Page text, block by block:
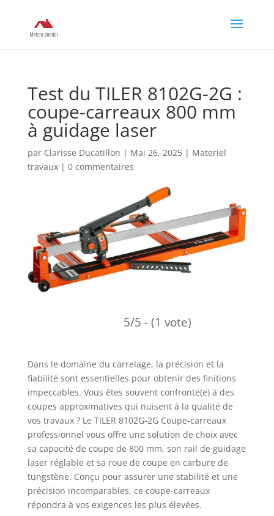
Test du TILER 8102G-2G :
coupe-carreaux 800 mm
à guidage laser
par Clarisse Ducatillon | Mai 26, 2025| Materiel
travaux| 0 commentaires
5/5 - (1 vote)
Dans le domaine du carrelage, la précision et la
fiabilité sont essentielles pour obtenir des finitions
impeccables. Vous êtes souvent confronté(e) à des
coupes approximatives qui nuisent à la qualité de
vos travaux ? Le TILER 8102G-2G Coupe-carreaux
professionnel vous offre une solution de choix avec
sa capacité de coupe de 800 mm, son rail de guidage
laser réglable et sa roue de coupe en carbure de
tungstène. Conçu pour assurer une stabilité et une
précision incomparables, ce coupe-carreaux
répondra à vos exigences les plus élevées.